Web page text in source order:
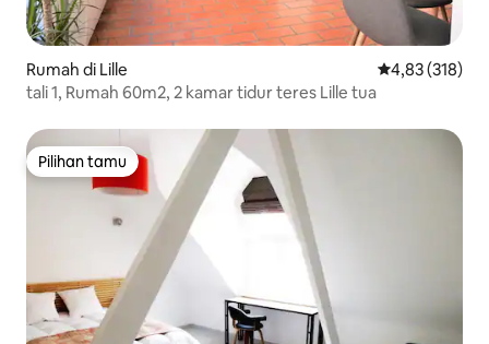
Rumah di Lille Nilai rata-rata
4,83 (318)
tali 1, Rumah 60m2, 2 kamar tidur teres Lille tua
Pilihan tamu
Pilihan tamu